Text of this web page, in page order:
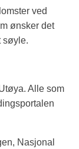
ved
ønsker det
søyle.
Alle som
Nasjonal